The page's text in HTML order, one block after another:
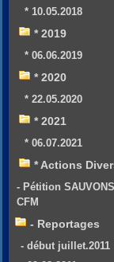
* 10.05.2018
* 2019
* 06.06.2019
* 2020
* 22.05.2020
* 2021
* 06.07.2021
* Actions
- Pétition
CFM
- Reportages
- début juillet.2011